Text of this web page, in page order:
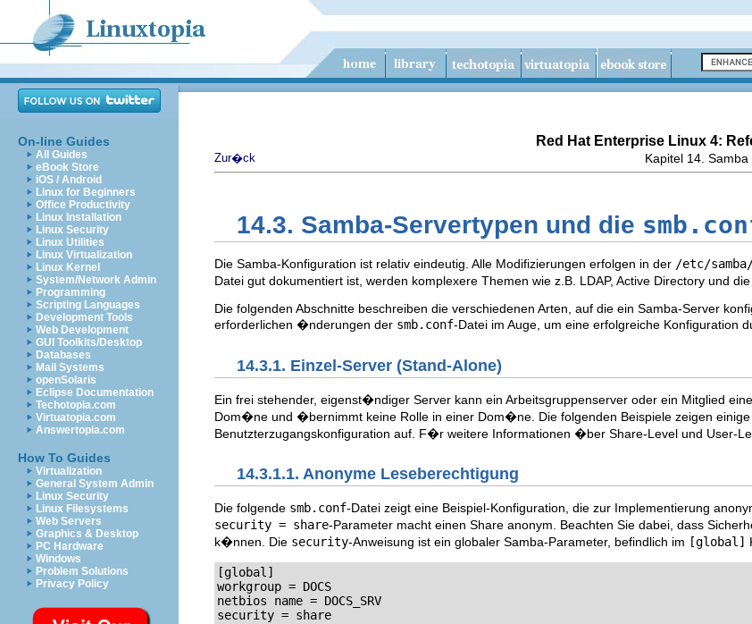
On-line Guides
All Guides
eBook Store
iOS / Android
Linux for Beginners
Office Productivity
Linux Installation
Linux Security
Linux Utilities
Linux Virtualization
Linux Kernel
System/Network Admin
Programming
Scripting Languages
Development Tools
Web Development
GUI Toolkits/Desktop
Databases
Mail Systems
openSolaris
Eclipse Documentation
Techotopia.com
Virtuatopia.com
Answertopia.com
How To Guides
Virtualization
General System Admin
Linux Security
Linux Filesystems
Web Servers
Graphics & Desktop
PC Hardware
Windows
Problem Solutions
Privacy Policy
Red Hat Enterprise Linux 4:
Zur�ck Kapitel 14. Samba
14.3. Samba-Servertypen und die
Die Samba-Konfiguration ist relativ eindeutig. Alle Modifizierungen erfolgen in der /etc/
Datei gut dokumentiert ist, werden komplexere Themen wie z.B. LDAP, Active Directory und
Die folgenden Abschnitte beschreiben die verschiedenen Arten, auf die ein Samba-Server
erforderlichen �nderungen der smb.conf-Datei im Auge, um eine erfolgreiche Konfiguration
14.3.1. Einzel-Server (Stand-Alone)
Ein frei stehender, eigenst�ndiger Server kann ein Arbeitsgruppenserver oder ein Mitglied
Dom�ne und �bernimmt keine Rolle in einer Dom�ne. Die folgenden Beispiele zeigen
Benutzterzugangskonfiguration auf. F�r weitere Informationen �ber Share-Level und User-
14.3.1.1. Anonyme Leseberechtigung
Die folgende smb.conf-Datei zeigt eine Beispiel-Konfiguration, die zur Implementierung
security = share-Parameter macht einen Share anonym. Beachten Sie dabei, dass
k�nnen. Die security-Anweisung ist ein globaler Samba-Parameter, befindlich im [global]
[global]
workgroup = DOCS
netbios name = DOCS_SRV
security = share